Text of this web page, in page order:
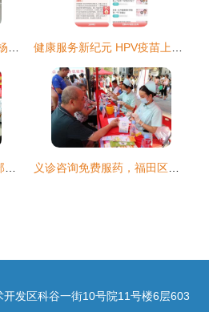
发区科谷一街10号院11号楼6层603